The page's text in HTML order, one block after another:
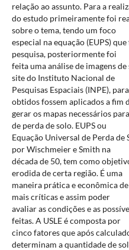
relação ao assunto. Para a
do estudo primeiramente foi
sobre o tema, tendo um foco
especial na equação (EUPS)
pesquisa, posteriormente foi
feita uma análise de imagens
site do Instituto Nacional de
Pesquisas Espaciais (INPE),
obtidos fossem aplicados a fim
gerar os mapas necessários
de perda de solo. EUPS ou
Equação Universal de Perda
por Wischmeier e Smith na
década de 50, tem como
erodida de certa região. É uma
maneira prática e econômica
mais críticas e assim poder
avaliar as condições e as
feitas. A USLE é composta por
cinco fatores que após
determinam a quantidade de